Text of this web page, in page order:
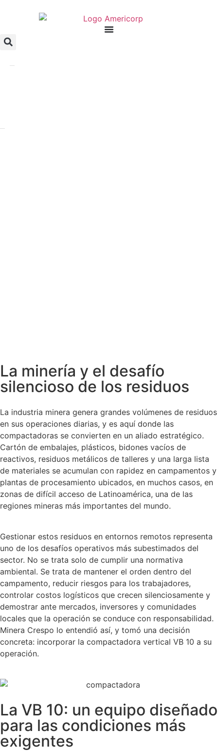
La minería y el desafío
silencioso de los residuos
La industria minera genera grandes volúmenes de residuos
en sus operaciones diarias, y es aquí donde las
compactadoras se convierten en un aliado estratégico.
Cartón de embalajes, plásticos, bidones vacíos de
reactivos, residuos metálicos de talleres y una larga lista
de materiales se acumulan con rapidez en campamentos y
plantas de procesamiento ubicados, en muchos casos, en
zonas de difícil acceso de Latinoamérica, una de las
regiones mineras más importantes del mundo.
Gestionar estos residuos en entornos remotos representa
uno de los desafíos operativos más subestimados del
sector. No se trata solo de cumplir una normativa
ambiental. Se trata de mantener el orden dentro del
campamento, reducir riesgos para los trabajadores,
controlar costos logísticos que crecen silenciosamente y
demostrar ante mercados, inversores y comunidades
locales que la operación se conduce con responsabilidad.
Minera Crespo lo entendió así, y tomó una decisión
concreta: incorporar la compactadora vertical VB 10 a su
operación.
La VB 10: un equipo diseñado
para las condiciones más
exigentes